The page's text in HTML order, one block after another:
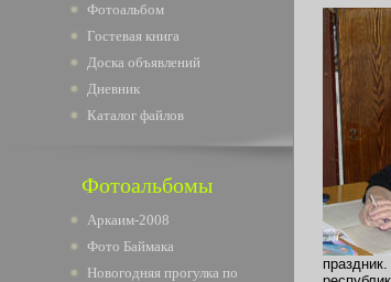
Фотоальбом
Гостевая книга
Доска объявлений
Дневник
Каталог файлов
Фотоальбомы
Аркаим-2008
Фото Баймака
Новогодняя прогулка по